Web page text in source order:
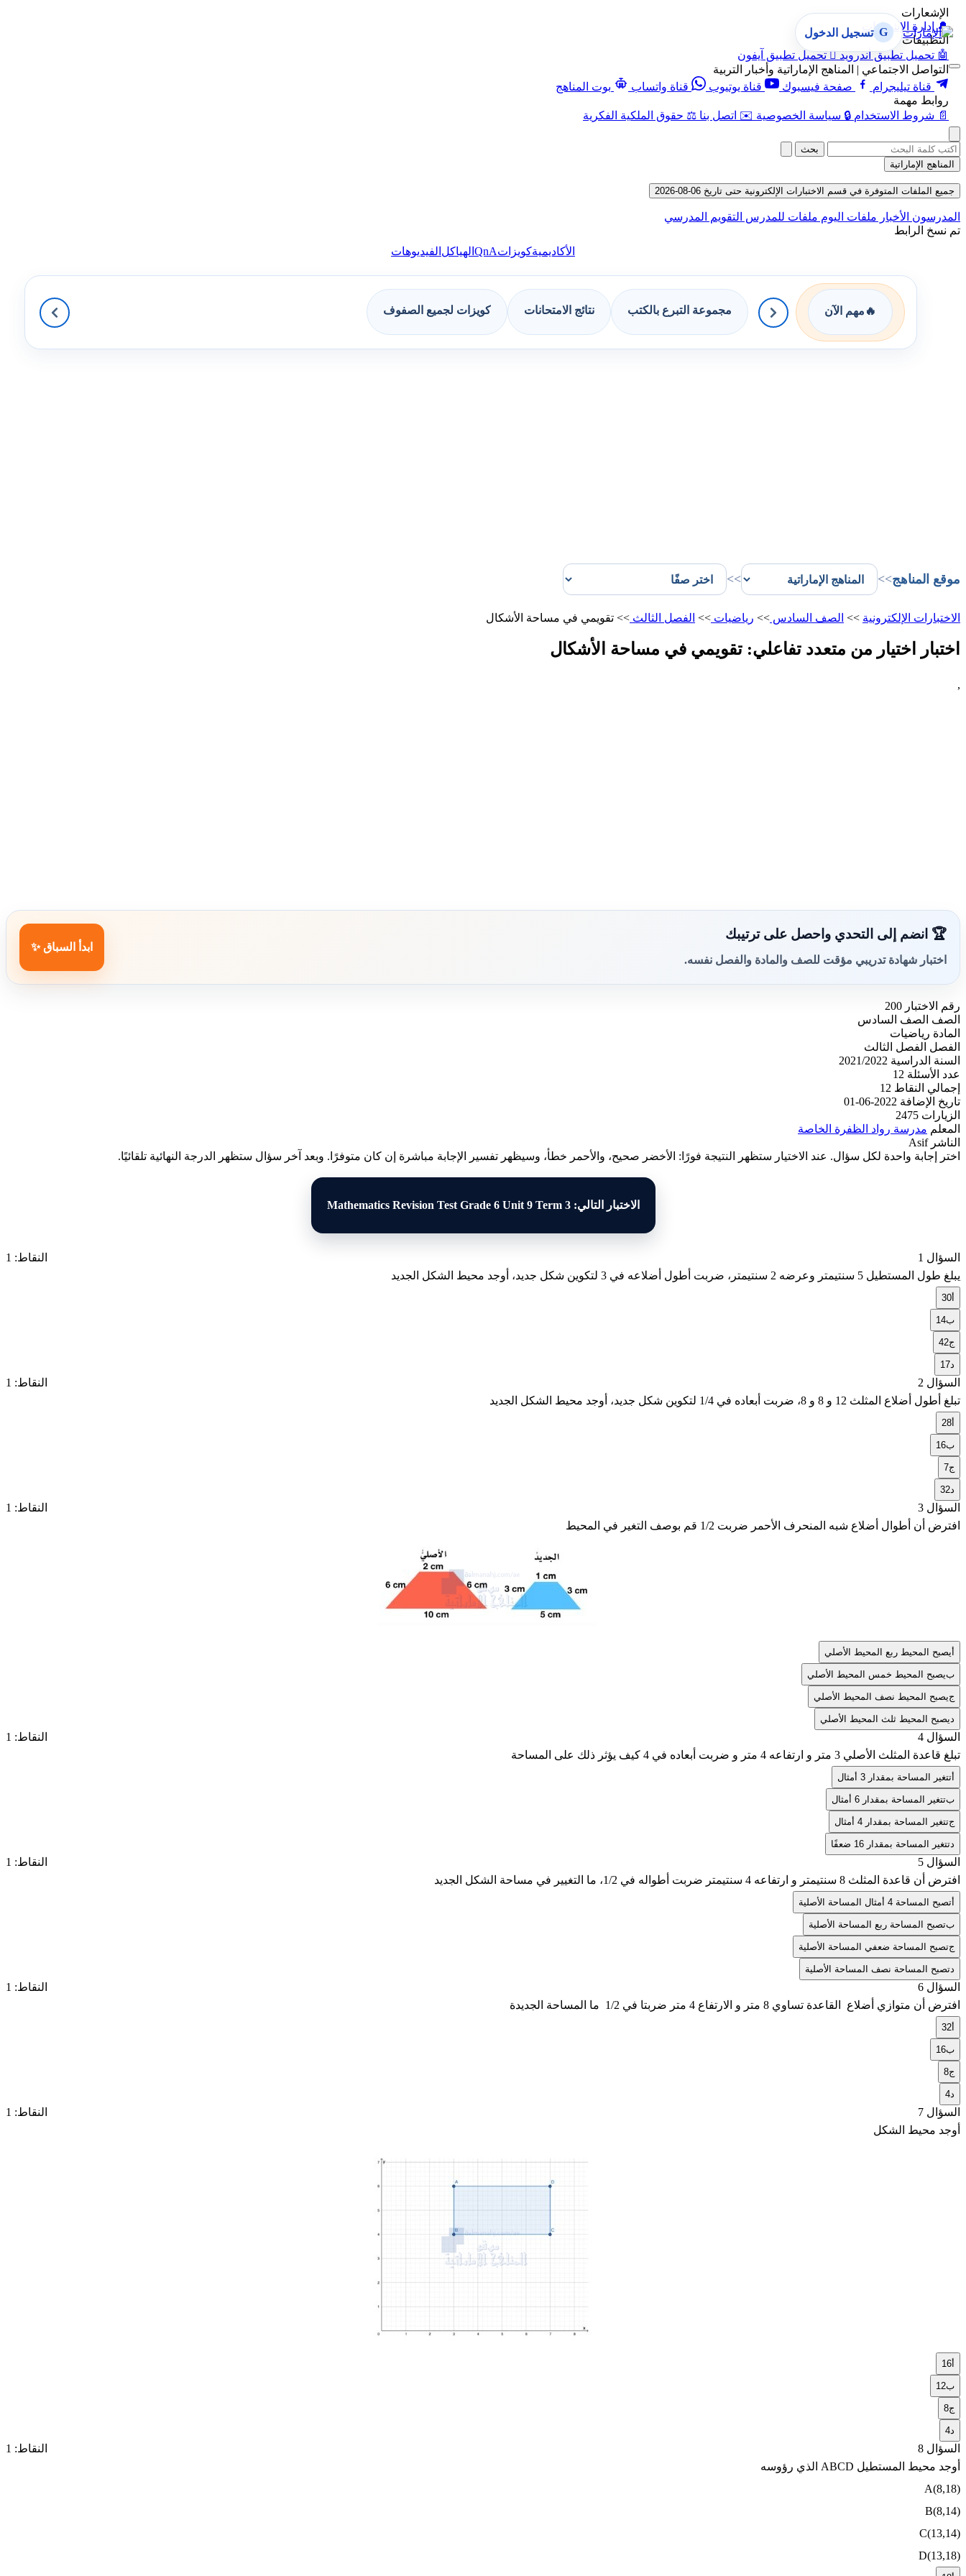
الإشعارات
🔔 إدارة الإشعارات
التطبيقات
🤖 تحميل تطبيق أندرويد  تحميل تطبيق آيفون
التواصل الاجتماعي | المناهج الإماراتية وأخبار التربية
قناة تيليجرام
صفحة فيسبوك قناة يوتيوب قناة واتساب
بوت المناهج
روابط مهمة
📄 شروط الاستخدام 🔒 سياسة الخصوصية ✉️ اتصل بنا ⚖️ حقوق الملكية الفكرية
G تسجيل الدخول
بحث
المناهج الإماراتية
جميع الملفات المتوفرة في قسم الاختبارات الإلكترونية حتى تاريخ 06-08-2026
المدرسون الأخبار ملفات اليوم ملفات للمدرس التقويم المدرسي
تم نسخ الرابط
الأكاديميةكويزاتQnA الهياكل الفيديوهات
🔥 مهم الآن مجموعة التبرع بالكتب نتائج الامتحانات كويزات لجميع الصفوف
موقع المناهج>>
>>
الاختبارات الإلكترونية >> الصف السادس >> رياضيات >> الفصل الثالث >> تقويمي في مساحة الأشكال
اختبار اختيار من متعدد تفاعلي: تقويمي في مساحة الأشكال
,
🏆 انضم إلى التحدي واحصل على ترتيبك
اختبار شهادة تدريبي مؤقت للصف والمادة والفصل نفسه.
ابدأ السباق ✨
رقم الاختبار 200
الصف الصف السادس
المادة رياضيات
الفصل الفصل الثالث
السنة الدراسية 2021/2022
عدد الأسئلة 12
إجمالي النقاط 12
تاريخ الإضافة 2022-06-01
الزيارات 2475
المعلم مدرسة رواد الظفرة الخاصة
الناشر Asif
اختر إجابة واحدة لكل سؤال. عند الاختيار ستظهر النتيجة فورًا: الأخضر صحيح، والأحمر خطأ، وسيظهر تفسير الإجابة مباشرة إن كان متوفرًا. وبعد آخر سؤال ستظهر الدرجة النهائية تلقائيًا.
الاختبار التالي: Mathematics Revision Test Grade 6 Unit 9 Term 3
السؤال 1
النقاط: 1
يبلغ طول المستطيل 5 سنتيمتر وعرضه 2 سنتيمتر، ضربت أطول أضلاعه في 3 لتكوين شكل جديد، أوجد محيط الشكل الجديد
أ30
ب14
ج42
د17
السؤال 2
النقاط: 1
تبلغ أطول أضلاع المثلث 12 و 8 و 8، ضربت أبعاده في 1/4 لتكوين شكل جديد، أوجد محيط الشكل الجديد
أ28
ب16
ج7
د32
السؤال 3
النقاط: 1
افترض أن أطوال أضلاع شبه المنحرف الأحمر ضربت 1/2 قم بوصف التغير في المحيط
أيصبح المحيط ربع المحيط الأصلي
بيصبح المحيط خمس المحيط الأصلي
جيصبح المحيط نصف المحيط الأصلي
د يصبح المحيط ثلث المحيط الأصلي
السؤال 4
النقاط: 1
تبلغ قاعدة المثلث الأصلي 3 متر و ارتفاعه 4 متر و ضربت أبعاده في 4 كيف يؤثر ذلك على المساحة
أتتغير المساحة بمقدار 3 أمثال
بتتغير المساحة بمقدار 6 أمثال
جتتغير المساحة بمقدار 4 أمثال
دتتغير المساحة بمقدار 16 ضعفًا
السؤال 5
النقاط: 1
افترض أن قاعدة المثلث 8 سنتيمتر و ارتفاعه 4 سنتيمتر ضربت أطواله في 1/2، ما التغيير في مساحة الشكل الجديد
أتصبح المساحة 4 أمثال المساحة الأصلية
بتصبح المساحة ربع المساحة الأصلية
جتصبح المساحة ضعفي المساحة الأصلية
دتصبح المساحة نصف المساحة الأصلية
السؤال 6
النقاط: 1
افترض أن متوازي أضلاع القاعدة تساوي 8 متر و الارتفاع 4 متر ضربتا في 1/2 ما المساحة الجديدة
أ32
ب16
ج8
د4
السؤال 7
النقاط: 1
أوجد محيط الشكل
أ16
ب12
ج8
د4
السؤال 8
النقاط: 1
أوجد محيط المستطيل ABCD الذي رؤوسه
A(8,18)
B(8,14)
C(13,14)
D(13,18)